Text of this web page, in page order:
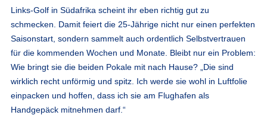
Links-Golf in Südafrika scheint ihr eben richtig gut zu
schmecken. Damit feiert die 25-Jährige nicht nur einen perfekten
Saisonstart, sondern sammelt auch ordentlich Selbstvertrauen
für die kommenden Wochen und Monate. Bleibt nur ein Problem:
Wie bringt sie die beiden Pokale mit nach Hause? „Die sind
wirklich recht unförmig und spitz. Ich werde sie wohl in Luftfolie
einpacken und hoffen, dass ich sie am Flughafen als
Handgepäck mitnehmen darf.“